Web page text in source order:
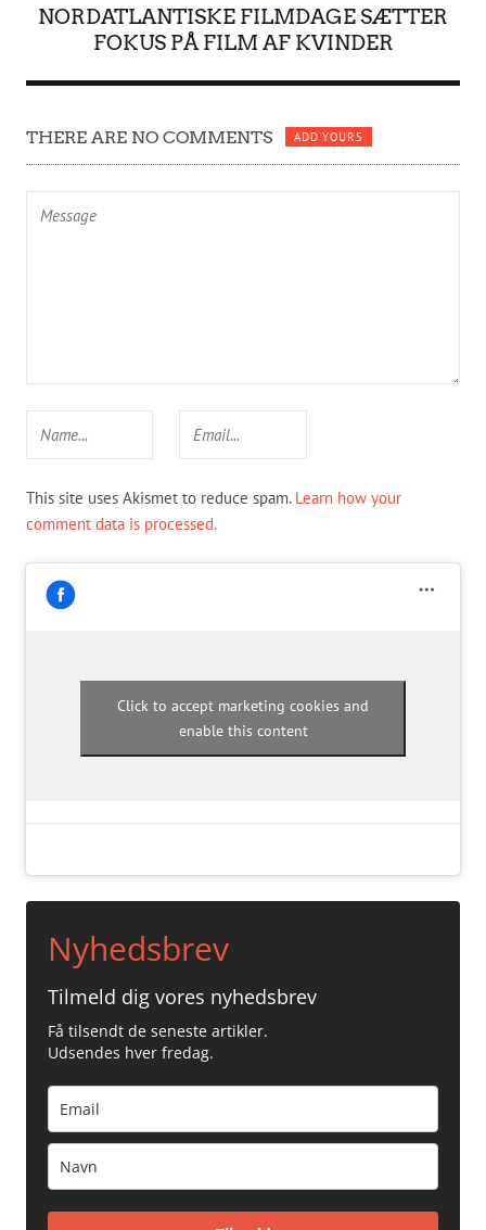
NORDATLANTISKE FILMDAGE SÆTTER
FOKUS PÅ FILM AF KVINDER
THERE ARE NO COMMENTS ADD YOURS
This site uses Akismet to reduce spam. Learn how your
comment data is processed.
Click to accept marketing cookies and
enable this content
Nyhedsbrev
Tilmeld dig vores nyhedsbrev
Få tilsendt de seneste artikler.
Udsendes hver fredag.